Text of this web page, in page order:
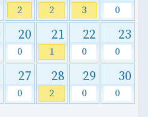
2 2 3 0
20
0
21
1
22
0
23
0
27
0
28
2
29
0
30
0